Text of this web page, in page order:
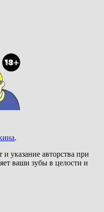
.
указание авторства при
ваши зубы в целости и